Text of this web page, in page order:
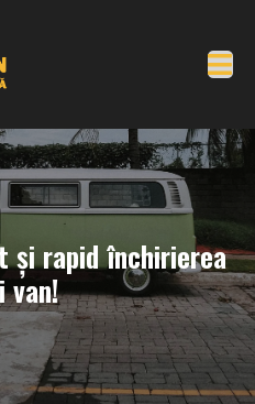
rapid închirierea
van!